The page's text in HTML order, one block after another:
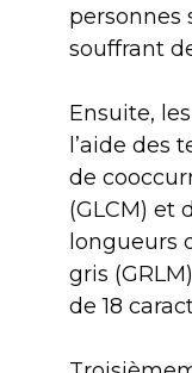
personnes
souffrant
Ensuite,
l’aide des
de
(GLCM) et
longueurs
gris
de 18